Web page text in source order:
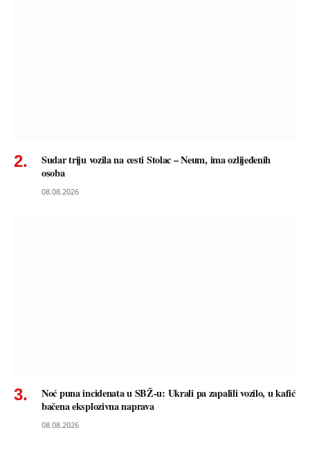
Sudar triju vozila na cesti Stolac – Neum, ima ozlijeđenih
osoba
08.08.2026
Noć puna incidenata u SBŽ-u: Ukrali pa zapalili vozilo, u kafić
bačena eksplozivna naprava
08.08.2026